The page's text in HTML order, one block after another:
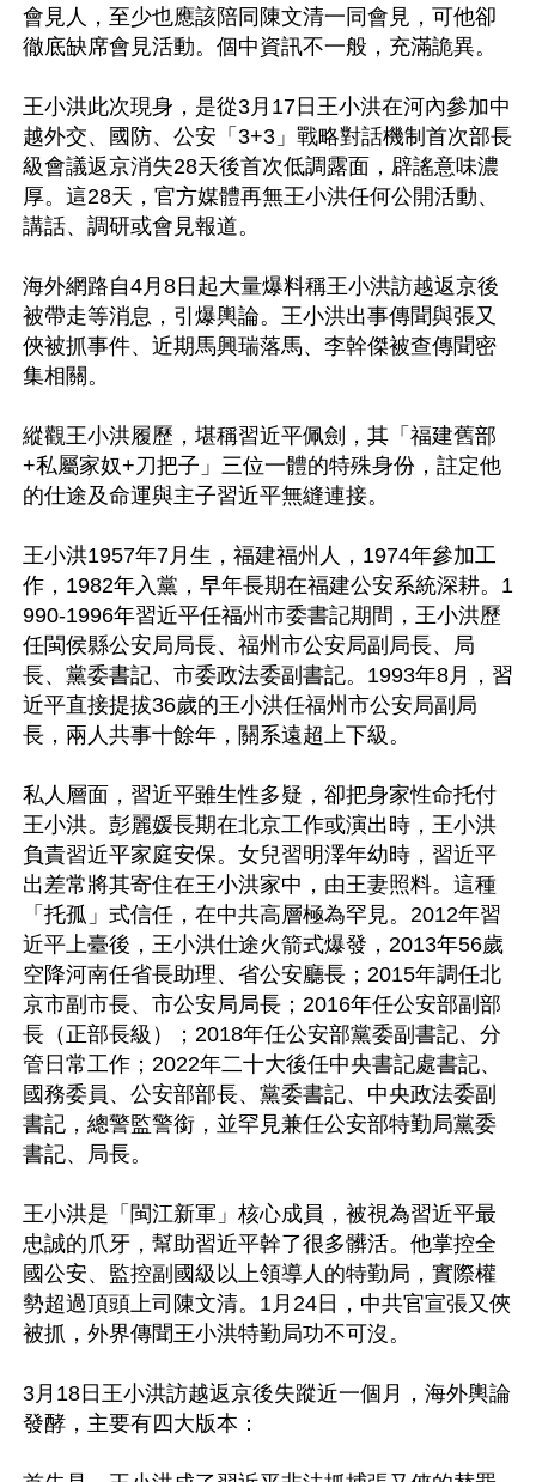
會見人，至少也應該陪同陳文清一同會見，可他卻
徹底缺席會見活動。個中資訊不一般，充滿詭異。
王小洪此次現身，是從3月17日王小洪在河內參加中
越外交、國防、公安「3+3」戰略對話機制首次部長
級會議返京消失28天後首次低調露面，辟謠意味濃
厚。這28天，官方媒體再無王小洪任何公開活動、
講話、調研或會見報道。
海外網路自4月8日起大量爆料稱王小洪訪越返京後
被帶走等消息，引爆輿論。王小洪出事傳聞與張又
俠被抓事件、近期馬興瑞落馬、李幹傑被查傳聞密
集相關。
縱觀王小洪履歷，堪稱習近平佩劍，其「福建舊部
+私屬家奴+刀把子」三位一體的特殊身份，註定他
的仕途及命運與主子習近平無縫連接。
王小洪1957年7月生，福建福州人，1974年參加工
作，1982年入黨，早年長期在福建公安系統深耕。1
990-1996年習近平任福州市委書記期間，王小洪歷
任閩侯縣公安局局長、福州市公安局副局長、局
長、黨委書記、市委政法委副書記。1993年8月，習
近平直接提拔36歲的王小洪任福州市公安局副局
長，兩人共事十餘年，關系遠超上下級。
私人層面，習近平雖生性多疑，卻把身家性命托付
王小洪。彭麗媛長期在北京工作或演出時，王小洪
負責習近平家庭安保。女兒習明澤年幼時，習近平
出差常將其寄住在王小洪家中，由王妻照料。這種
「托孤」式信任，在中共高層極為罕見。2012年習
近平上臺後，王小洪仕途火箭式爆發，2013年56歲
空降河南任省長助理、省公安廳長；2015年調任北
京市副市長、市公安局局長；2016年任公安部副部
長（正部長級）；2018年任公安部黨委副書記、分
管日常工作；2022年二十大後任中央書記處書記、
國務委員、公安部部長、黨委書記、中央政法委副
書記，總警監警銜，並罕見兼任公安部特勤局黨委
書記、局長。
王小洪是「閩江新軍」核心成員，被視為習近平最
忠誠的爪牙，幫助習近平幹了很多髒活。他掌控全
國公安、監控副國級以上領導人的特勤局，實際權
勢超過頂頭上司陳文清。1月24日，中共官宣張又俠
被抓，外界傳聞王小洪特勤局功不可沒。
3月18日王小洪訪越返京後失蹤近一個月，海外輿論
發酵，主要有四大版本：